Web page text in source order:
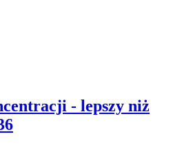
- lepszy niż